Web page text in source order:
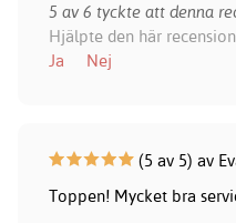
5 av 6 tyckte att denna
Hjälpte den här
Ja
Nej
(5 av 5) av
Toppen! Mycket bra